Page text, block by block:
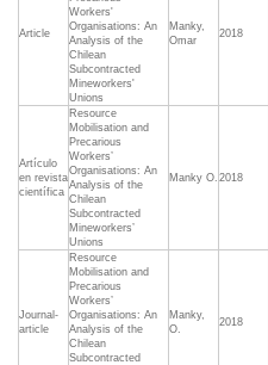
Article
Workers'
Organisations: An
Analysis of the
Chilean
Subcontracted
Mineworkers'
Unions
Manky,
Omar
2018
Artículo
en revista
científica
Resource
Mobilisation and
Precarious
Workers’
Organisations: An
Analysis of the
Chilean
Subcontracted
Mineworkers’
Unions
Manky O. 2018
Journal-
article
Resource
Mobilisation and
Precarious
Workers’
Organisations: An
Analysis of the
Chilean
Subcontracted
Manky,
O.
2018